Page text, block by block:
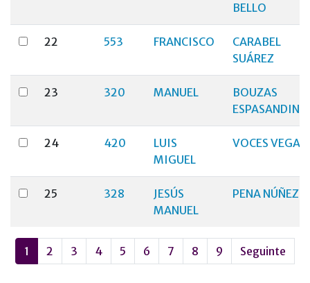
BELLO
22 553 FRANCISCO
CARABEL
SUÁREZ
23 320 MANUEL
BOUZAS
ESPASANDIN
24 420
LUIS
MIGUEL
VOCES VEGA
25 328
JESÚS
MANUEL
PENA NÚÑEZ
1 2 3 4 5 6 7 8 9 Seguinte